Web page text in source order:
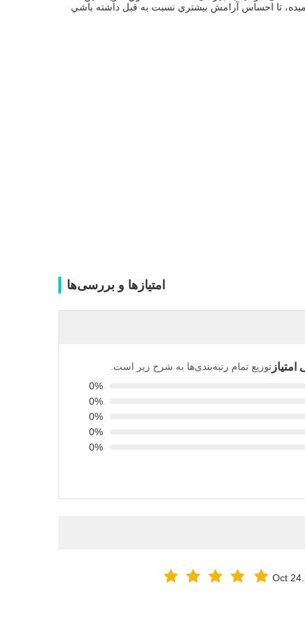
تا احساس آرامش بيشتري نسبت به قبل داشته باشي
امتیازها و بررسی‌ها
توزیع تمام رتبه‌بندی‌ها به شرح زیر است.
0%
0%
0%
0%
0%
Oct